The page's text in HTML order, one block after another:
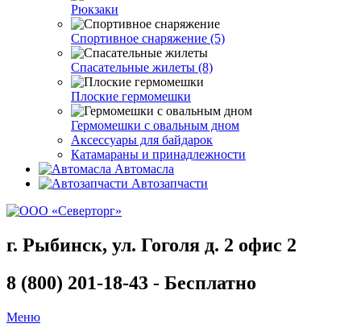
Рюкзаки
Спортивное снаряжение (5)
Спасательные жилеты (8)
Плоские гермомешки
Гермомешки с овальным дном
Аксессуары для байдарок
Катамараны и принадлежности
Автомасла
Автозапчасти
г. Рыбинск, ул. Гоголя д. 2 офис 2
8 (800) 201-18-43 - Бесплатно
Меню